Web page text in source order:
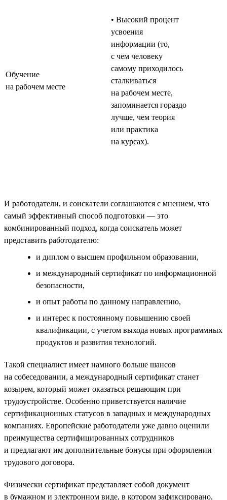
Обучение
на рабочем месте
• Высокий процент
усвоения
информации (то,
с чем человеку
самому приходилось
сталкиваться
на рабочем месте,
запоминается гораздо
лучше, чем теория
или практика
на курсах).
И работодатели, и соискатели соглашаются с мнением, что
самый эффективный способ подготовки — это
комбинированный подход, когда соискатель может
представить работодателю:
и диплом о высшем профильном образовании,
и международный сертификат по информационной
безопасности,
и опыт работы по данному направлению,
и интерес к постоянному повышению своей
квалификации, с учетом выхода новых программных
продуктов и развития технологий.
Такой специалист имеет намного больше шансов
на собеседовании, а международный сертификат станет
козырем, который может оказаться решающим при
трудоустройстве. Особенно приветствуется наличие
сертификационных статусов в западных и международных
компаниях. Европейские работодатели уже давно оценили
преимущества сертифицированных сотрудников
и предлагают им дополнительные бонусы при оформлении
трудового договора.
Физически сертификат представляет собой документ
в бумажном и электронном виде, в котором зафиксировано,